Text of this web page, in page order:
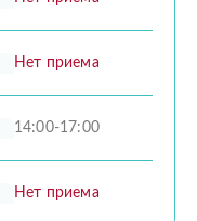
Нет приема
14:00-17:00
Нет приема